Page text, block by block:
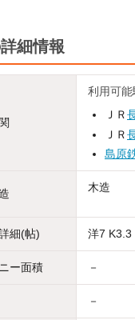
細情報
利用可能
ＪＲ
ＪＲ
島原
木造
細(帖) 洋7 K3.3
ー面積 －
－